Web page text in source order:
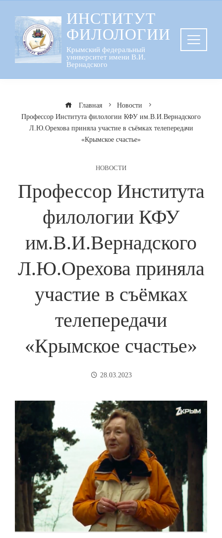
содержанию
ИНСТИТУТ
ФИЛОЛОГИИ
Крымский федеральный
университет имени В.И.
Вернадского
Главная
Новости
Профессор Института филологии КФУ им.В.И.Вернадского
Л.Ю.Орехова приняла участие в съёмках телепередачи
«Крымское счастье»
НОВОСТИ
Профессор Института
филологии КФУ
им.В.И.Вернадского
Л.Ю.Орехова приняла
участие в съёмках
телепередачи
«Крымское счастье»
28.03.2023